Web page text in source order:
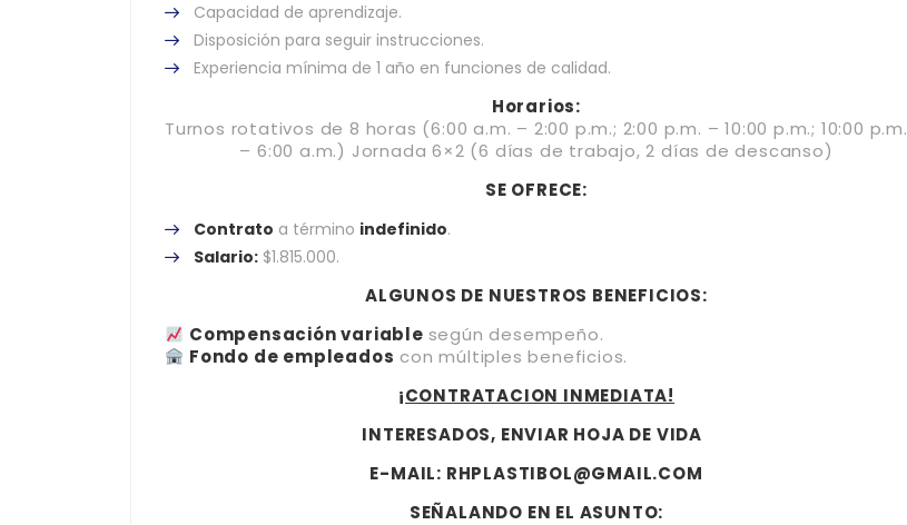
Capacidad de aprendizaje.
Disposición para seguir instrucciones.
Experiencia mínima de 1 año en funciones de calidad.
Horarios:
Turnos rotativos de 8 horas (6:00 a.m. – 2:00 p.m.; 2:00 p.m. – 10:00 p.m.; 10:00 p.m.
– 6:00 a.m.) Jornada 6×2 (6 días de trabajo, 2 días de descanso)
SE OFRECE:
Contrato a término indefinido.
Salario: $1.815.000.
ALGUNOS DE NUESTROS BENEFICIOS:
Compensación variable según desempeño.
Fondo de empleados con múltiples beneficios.
¡CONTRATACION INMEDIATA!
INTERESADOS, ENVIAR HOJA DE VIDA
E-MAIL: RHPLASTIBOL@GMAIL.COM
SEÑALANDO EN EL ASUNTO: